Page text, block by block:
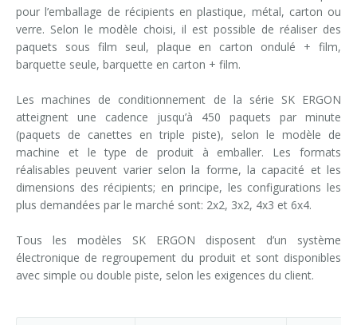
pour l’emballage de récipients en plastique, métal, carton ou
verre. Selon le modèle choisi, il est possible de réaliser des
paquets sous film seul, plaque en carton ondulé + film,
barquette seule, barquette en carton + film.
Les machines de conditionnement de la série SK ERGON
atteignent une cadence jusqu’à 450 paquets par minute
(paquets de canettes en triple piste), selon le modèle de
machine et le type de produit à emballer. Les formats
réalisables peuvent varier selon la forme, la capacité et les
dimensions des récipients; en principe, les configurations les
plus demandées par le marché sont: 2x2, 3x2, 4x3 et 6x4.
Tous les modèles SK ERGON disposent d’un système
électronique de regroupement du produit et sont disponibles
avec simple ou double piste, selon les exigences du client.